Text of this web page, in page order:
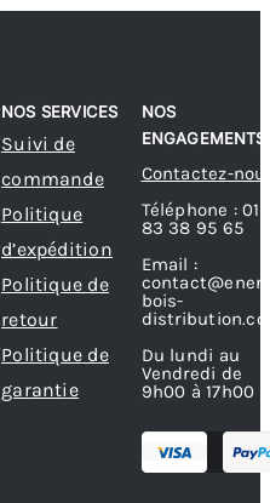
NOS SERVICES
Suivi de
commande
Politique
d’expédition
Politique de
retour
Politique de
garantie
NOS
ENGAGEMENTS
Contactez-
Téléphone : 01
83 38 95 65
Email :
bois-
Du lundi au
Vendredi de
9h00 à 17h00